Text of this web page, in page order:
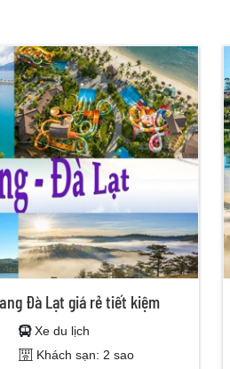
Đà Lạt giá rẻ tiết kiệm
Xe du lịch
Khách sạn: 2 sao